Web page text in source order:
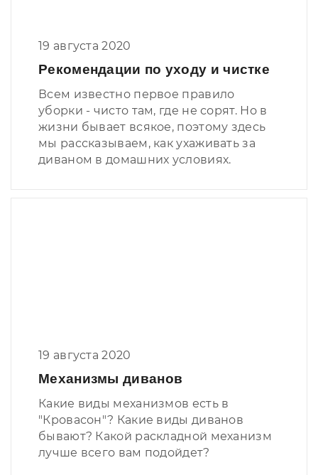
19 августа 2020
Рекомендации по уходу и чистке
Всем известно первое правило
уборки - чисто там, где не сорят. Но в
жизни бывает всякое, поэтому здесь
мы рассказываем, как ухаживать за
диваном в домашних условиях.
19 августа 2020
Механизмы диванов
Какие виды механизмов есть в
"Кровасон"? Какие виды диванов
бывают? Какой раскладной механизм
лучше всего вам подойдет?